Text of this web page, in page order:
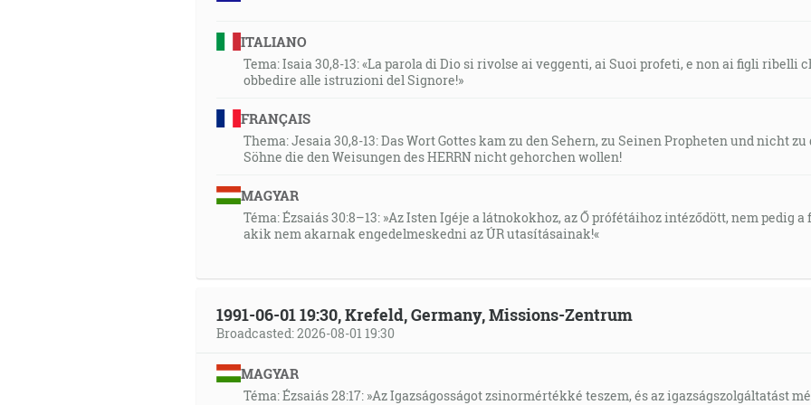
Buďte zmužilí a silní, nebojte sa a nedeste sa pred nimi, lebo Hospodin, tvoj Bôh, ide s
[5M 31:6]
A hľa, ja som s vami po všetky dni až do skonania sveta. Ameň. [Mt 28:20]
Ja, ja som ten, ktorý vás teším! Ktože si ty, že sa bojíš mizerného človeka, ktorý zomrie,
aby bol ako tráva? A zabúdaš na Hospodina, ktorý ťa učinil, ktorý roztiahol nebesia a
každý deň, prchlivosti toho, ktorý sužuje, hneď ako sa pripráva hubiť? Ale kdeže je
Takto hovorí tvoj Pán, Hospodin, a tvoj Bôh, ktorý sa pravotí za svoj ľud: Hľa beriem z
pohár svojej prchlivosti; nebudeš ho viacej piť. [Iz 51:22]
38:58
ITALIANO
Tema: Isaia 30,8-13: «La parola di Dio si rivolse ai veggenti, ai Suoi profeti, e non ai figli ribelli
obbedire alle istruzioni del Signore!»
FRANÇAIS
Thema: Jesaia 30,8-13: Das Wort Gottes kam zu den Sehern, zu Seinen Propheten und nicht
Söhne die den Weisungen des HERRN nicht gehorchen wollen!
MAGYAR
Téma: Ézsaiás 30:8–13: »Az Isten Igéje a látnokokhoz, az Ő prófétáihoz intéződött, nem pedig
akik nem akarnak engedelmeskedni az ÚR utasításainak!«
1991-06-01 19:30, Krefeld, Germany, Missions-Zentrum
Broadcasted: 2026-08-01 19:30
MAGYAR
Téma: Ézsaiás 28:17: »Az Igazságosságot zsinormértékké teszem, és az igazságszolgáltatást